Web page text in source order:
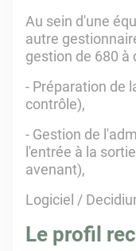
Au sein d'une
autre
gestion de 680 à
- Préparation de
contrôle),
- Gestion de
l'entrée à la
avenant),
Logiciel /
Le profil